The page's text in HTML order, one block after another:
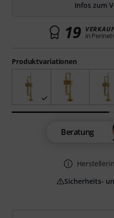
Produktvariationen
Infos zum
19 in
Beratung
Sicherheits-